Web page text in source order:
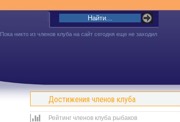
Пока никто из членов клуба на сайт сегодня еще не заходил
Достижения членов клуба
Рейтинг членов клуба рыбаков